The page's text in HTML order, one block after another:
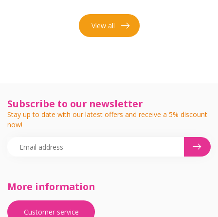
View all
More information
Customer service
Subscribe to our newsletter
Stay up to date with our latest offers and receive a 5% discount
now!